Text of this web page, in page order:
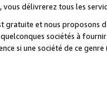
vous délivrerez tous les
gratuite et nous proposons
sociétés à
si une société de ce